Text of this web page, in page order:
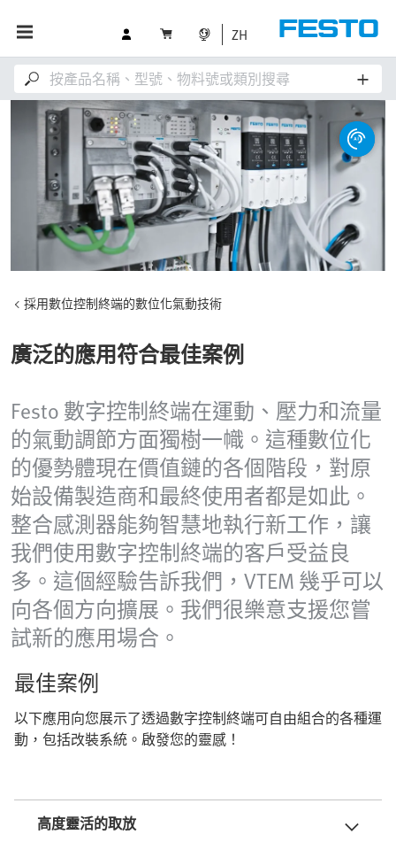
ZH
採用數位控制終端的數位化氣動技術
廣泛的應用符合最佳案例
Festo 數字控制終端在運動、壓力和流量
的氣動調節方面獨樹一幟。這種數位化
的優勢體現在價值鏈的各個階段，對原
始設備製造商和最終使用者都是如此。
整合感測器能夠智慧地執行新工作，讓
我們使用數字控制終端的客戶受益良
多。這個經驗告訴我們，VTEM 幾乎可以
向各個方向擴展。我們很樂意支援您嘗
試新的應用場合。
最佳案例
以下應用向您展示了透過數字控制終端可自由組合的各種運
動，包括改裝系統。啟發您的靈感！
高度靈活的取放